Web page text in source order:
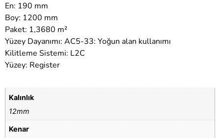
En: 190 mm
Boy: 1200 mm
Paket: 1,3680 m²
Yüzey Dayanımı: AC5-33: Yoğun alan kullanımı
Kilitleme Sistemi: L2C
Yüzey: Register
Kalınlık
12mm
Kenar